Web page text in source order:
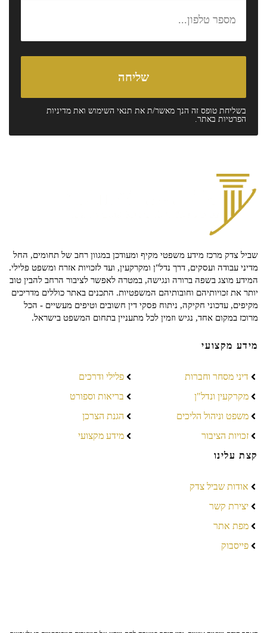
בשליחת טופס זה הנך מאשר/ת את תנאי השימוש ואת מדיניות
הפרטיות באתר.
שביל צדק מרכז מידע משפטי מקיף ומעודכן במגוון רחב של תחומים, החל
מדיני עבודה ועסקים, דרך נדל"ן ומקרקעין, ועד לזכויות אזרח ומשפט פלילי.
המידע מוצג בשפה ברורה ונגישה, במטרה לאפשר לציבור הרחב להבין טוב
יותר את זכויותיהם וחובותיהם המשפטיות. התכנים באתר כוללים מדריכים
מקיפים, עדכוני חקיקה, ניתוח פסקי דין חשובים וטיפים מעשיים - הכל
מרוכז במקום אחד, נגיש וזמין לכל מתעניין בתחום המשפט בישראל.
מידע מקצועי
דיני מסחר וחברות
מקרקעין ונדל"ן
משפט וניהול הליכים
זכויות הציבור
פלילי ודרכים
בריאות וספורט
הגנת הצרכן
מידע מקצועי
קצת עלינו
אודות שביל צדק
יצירת קשר
מפת אתר
פייסבוק